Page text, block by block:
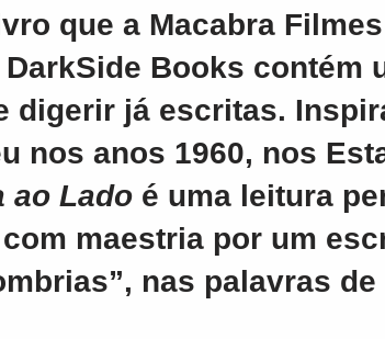
que a Macabra
Books contém
digerir já escritas.
nos anos 1960, nos
ao Ladoé uma leitura
maestria por um
nas palavras de